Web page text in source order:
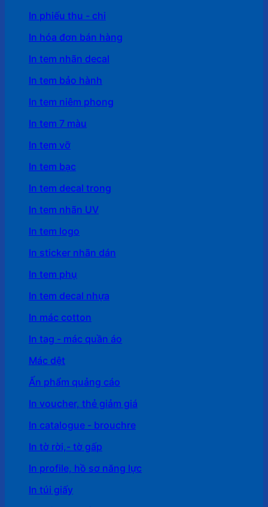
In phiếu thu - chi
In hóa đơn bán hàng
In tem nhãn decal
In tem bảo hành
In tem niêm phong
In tem 7 màu
In tem vỡ
In tem bạc
In tem decal trong
In tem nhãn UV
In tem logo
In sticker nhãn dán
In tem phụ
In tem decal nhựa
In mác cotton
In tag - mác quần áo
Mác dệt
Ấn phẩm quảng cáo
In voucher, thẻ giảm giá
In catalogue - brouchre
In tờ rời,- tờ gấp
In profile, hồ sơ năng lực
In túi giấy